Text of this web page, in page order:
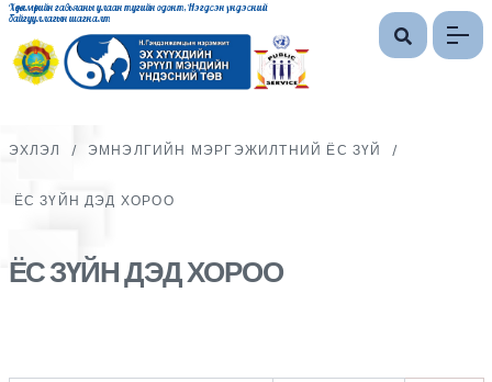
Хөдөлмөрийн гавьяаны улаан тугийн одонт, Нэгдсэн үндэсний
байгууллагын шагналт
ЭХЛЭЛ / ЭМНЭЛГИЙН МЭРГЭЖИЛТНИЙ ЁС ЗҮЙ /
ЁС ЗҮЙН ДЭД ХОРОО
ЁС ЗҮЙН ДЭД ХОРОО